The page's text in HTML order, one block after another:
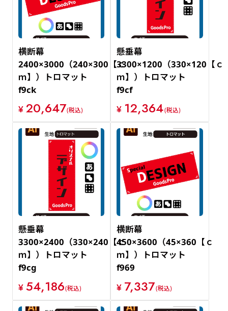
横断幕
2400×3000（240×300【ｃ
ｍ】）トロマット
f9ck
¥ 20,647(税込)
懸垂幕
3300×1200（330×120【ｃ
ｍ】）トロマット
f9cf
¥ 12,364(税込)
懸垂幕
3300×2400（330×240【ｃ
ｍ】）トロマット
f9cg
¥ 54,186(税込)
横断幕
450×3600（45×360【ｃ
ｍ】）トロマット
f969
¥ 7,337(税込)